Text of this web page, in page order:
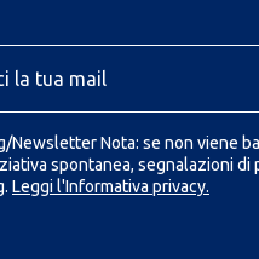
Newsletter Nota: se non viene
spontanea, segnalazioni
Leggi l'Informativa privacy.